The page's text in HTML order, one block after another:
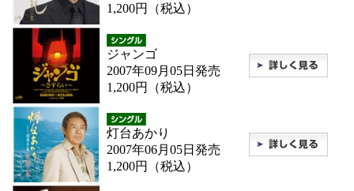
1,200円（税込）
ジャンゴ
2007年09月05日発売
1,200円（税込）
灯台あかり
2007年06月05日発売
1,200円（税込）